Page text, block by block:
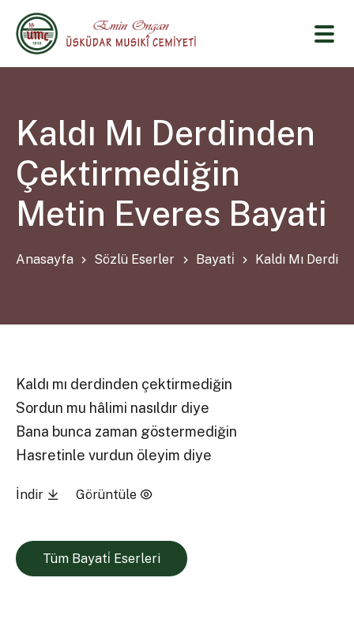
Kaldı Mı Derdinden
Çektirmediğin
Metin Everes Bayati
Anasayfa Sözlü Eserler Bayati̇ Kaldı Mı
Kaldı mı derdinden çektirmediğin
Sordun mu hâlimi nasıldır diye
Bana bunca zaman göstermediğin
Hasretinle vurdun öleyim diye
İndir Görüntüle
Tüm Bayati̇ Eserleri